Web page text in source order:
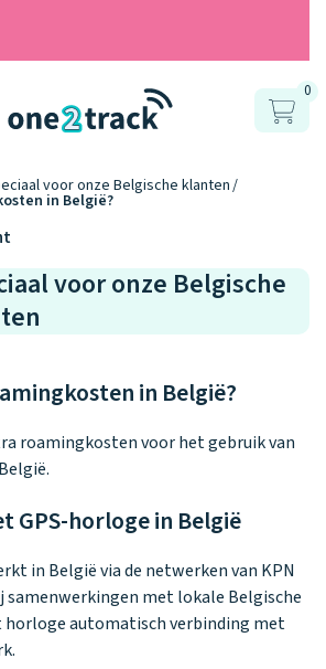
Accessoires
Opladers
Ontdek alle
accessoires
Kies je eigen
kleur, naam en
icoon en maak
je horloge
helemaal van
jou.
Handleiding
0
voor onze Belgische klanten
in België?
voor onze Belgische
in België?
roamingkosten voor het gebruik van
GPS-horloge in België
in België via de netwerken van KPN
samenwerkingen met lokale Belgische
horloge automatisch verbinding met